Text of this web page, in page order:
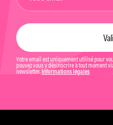
Votre email est uniquement utilisé pour
pouvez vous y désinscrire à tout moment
newsletter. Informations légales